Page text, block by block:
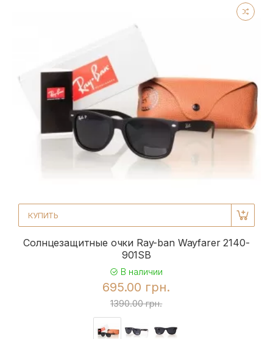
КУПИТЬ
Солнцезащитные очки Ray-ban Wayfarer 2140-
901SB
В наличии
695.00 грн.
1390.00 грн.